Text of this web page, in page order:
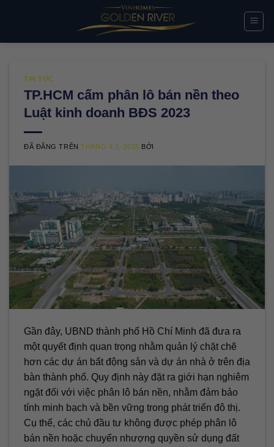
TIN TỨC
TP.HCM cấm phân lô bán nền theo
Luật kinh doanh BĐS 2023
ĐÃ ĐĂNG TRÊNTHÁNG 4 1, 2025 BỞI
Gần đây, UBND thành phố Hồ Chí Minh đã đưa ra
một quyết định quan trọng nhằm quản lý chặt chẽ
hơn các dự án bất động sản và dự án nhà ở trên địa
bàn thành phố. Quy định này đặt ra giới hạn nghiêm
ngặt đối với việc phân lô bán nền, nhằm đảm bảo
tính minh bạch và bền vững trong phát triển đô thị.
Cụ thể, các chủ đầu tư không được phép phân lô
bán nền hoặc chuyển nhượng quyền sử dụng đất